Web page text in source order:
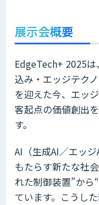
展示会概要
EdgeTech+ 2025
込み・エッジテク
を迎えた今、エッ
客起点の価値創出
す。
AI（生成AI／エッ
もたらす新たな社
れた制御装置”から
ています。こうし